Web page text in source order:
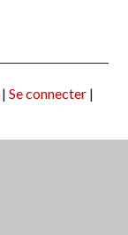
| Se connecter |